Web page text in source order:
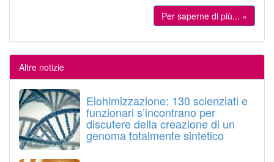
Per saperne di più... »
Altre notizie
Elohimizzazione: 130 scienziati e
funzionari s’incontrano per
discutere della creazione di un
genoma totalmente sintetico